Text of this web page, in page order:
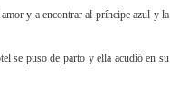
y a encontrar al príncipe azul y la
se puso de parto y ella acudió en su